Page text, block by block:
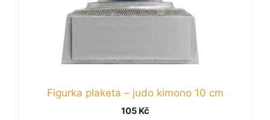
Figurka plaketa – judo kimono 10 cm
105 Kč